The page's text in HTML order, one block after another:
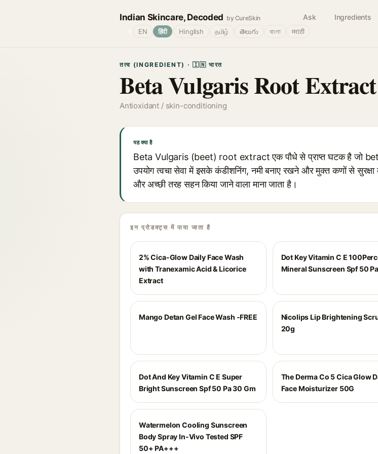
Indian Skincare, Decoded by CureSkin Ask Ingredients
EN हिंदी Hinglish தமிழ் తెలుగు বাংলা मराठी
तत्व (INGREDIENT) · 🇮🇳 भारत
Beta Vulgaris Root Extract
Antioxidant / skin-conditioning
यह क्या है
Beta Vulgaris (beet) root extract एक पौधे से प्राप्त घटक है जो
उपयोग त्वचा सेवा में इसके कंडीशनिंग, नमी बनाए रखने और मुक्त कणों से
और अच्छी तरह सहन किया जाने वाला माना जाता है।
इन प्रोडक्ट्स में पाया जाता है
2% Cica-Glow Daily Face Wash
with Tranexamic Acid & Licorice
Extract
Dot Key Vitamin C E
Mineral Sunscreen Spf 50 Pa
Mango Detan Gel Face Wash -FREE
Nicolips Lip Brightening
20g
Dot And Key Vitamin C E Super
Bright Sunscreen Spf 50 Pa 30 Gm
The Derma Co 5 Cica Glow
Face Moisturizer 50G
Watermelon Cooling Sunscreen
Body Spray In-Vivo Tested SPF
50+ PA+++